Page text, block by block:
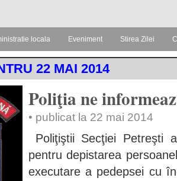
locala Eveniment Stirea Zilei
22 MAI 2014
Poliţia ne
• publicat la 22 mai 2014
Poliţiştii Secţiei Petreşti
pentru depistarea
executare a pedepsei